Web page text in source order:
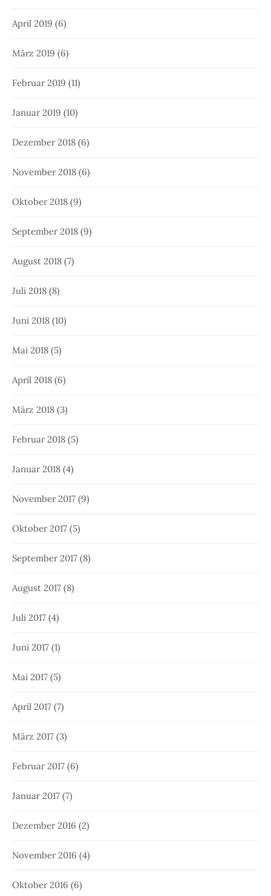
April 2019 (6)
März 2019 (6)
Februar 2019 (11)
Januar 2019 (10)
Dezember 2018 (6)
November 2018 (6)
Oktober 2018 (9)
September 2018 (9)
August 2018 (7)
Juli 2018 (8)
Juni 2018 (10)
Mai 2018 (5)
April 2018 (6)
März 2018 (3)
Februar 2018 (5)
Januar 2018 (4)
November 2017 (9)
Oktober 2017 (5)
September 2017 (8)
August 2017 (8)
Juli 2017 (4)
Juni 2017 (1)
Mai 2017 (5)
April 2017 (7)
März 2017 (3)
Februar 2017 (6)
Januar 2017 (7)
Dezember 2016 (2)
November 2016 (4)
Oktober 2016 (6)